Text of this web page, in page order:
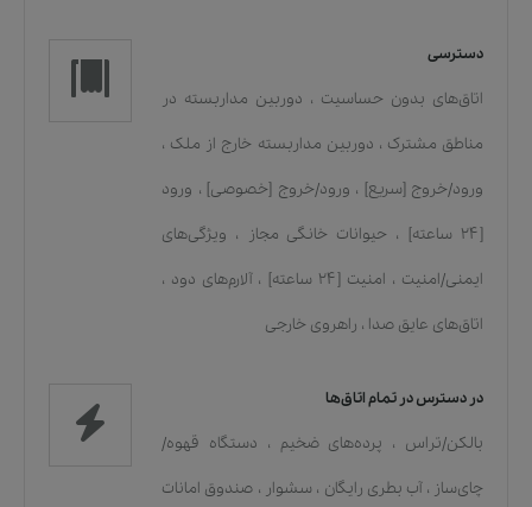
دسترسی
اتاق‌های بدون حساسیت ، دوربین مداربسته در
مناطق مشترک ، دوربین مداربسته خارج از ملک ،
ورود/خروج [سریع] ، ورود/خروج [خصوصی] ، ورود
[۲۴ ساعته]
، حیوانات خانگی مجاز ، ویژگی‌های
ایمنی/امنیت ، امنیت [۲۴ ساعته] ، آلارم‌های دود ،
اتاق‌های عایق صدا ، راهروی خارجی
در دسترس در تمام اتاق‌ها
بالکن/تراس ، پرده‌های ضخیم ، دستگاه قهوه/
چای‌ساز ، آب بطری رایگان ، سشوار ، صندوق امانات